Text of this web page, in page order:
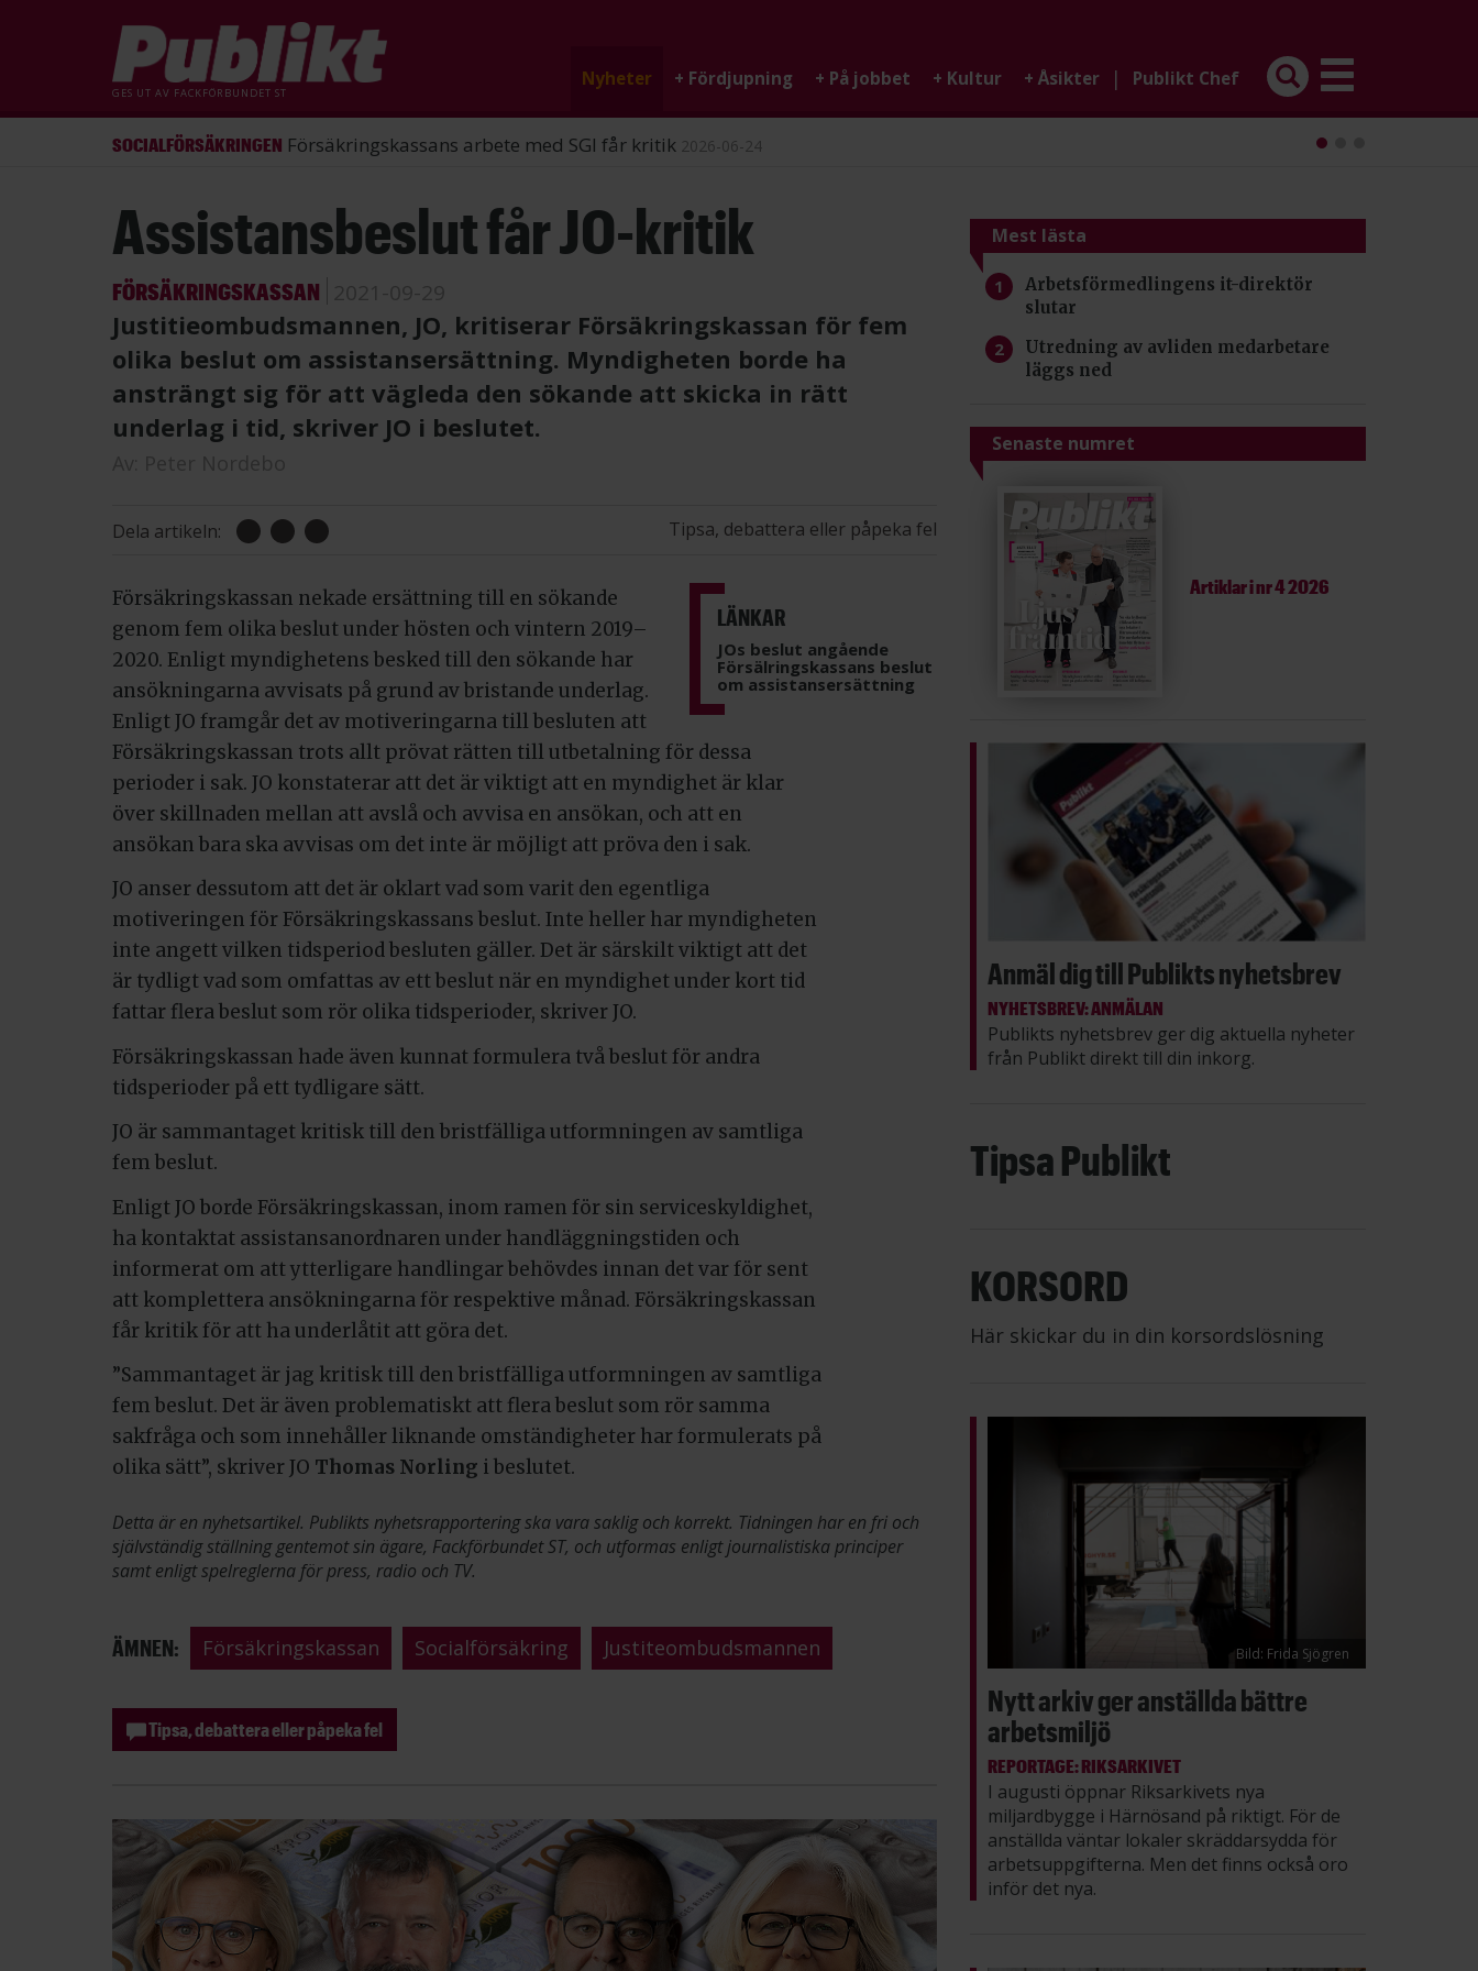
huvudinnehåll
GES UT AV FACKFÖRBUNDET ST
Nyheter + Fördjupning + På jobbet + Kultur + Åsikter | Publikt Chef
ARBETSRÄTT ST förlorade mål mot Energimyndigheten 2026-06-25
Assistansbeslut får JO-kritik
FÖRSÄKRINGSKASSAN
Justitieombudsmannen, JO, kritiserar Försäkringskassan för fem
olika beslut om assistansersättning. Myndigheten borde ha
ansträngt sig för att vägleda den sökande att skicka in rätt
underlag i tid, skriver JO i beslutet.
Dela artikeln: Tipsa, debattera eller påpeka fel
LÄNKAR
JOs beslut angående
Försälringskassans beslut
om assistansersättning
Försäkringskassan nekade ersättning till en sökande
genom fem olika beslut under hösten och vintern 2019–
2020. Enligt myndighetens besked till den sökande har
ansökningarna avvisats på grund av bristande underlag.
Enligt JO framgår det av motiveringarna till besluten att
Försäkringskassan trots allt prövat rätten till utbetalning för dessa
perioder i sak. JO konstaterar att det är viktigt att en myndighet är klar
över skillnaden mellan att avslå och avvisa en ansökan, och att en
ansökan bara ska avvisas om det inte är möjligt att pröva den i sak.
JO anser dessutom att det är oklart vad som varit den egentliga
motiveringen för Försäkringskassans beslut. Inte heller har myndigheten
inte angett vilken tidsperiod besluten gäller. Det är särskilt viktigt att det
är tydligt vad som omfattas av ett beslut när en myndighet under kort tid
fattar flera beslut som rör olika tidsperioder, skriver JO.
Försäkringskassan hade även kunnat formulera två beslut för andra
tidsperioder på ett tydligare sätt.
JO är sammantaget kritisk till den bristfälliga utformningen av samtliga
fem beslut.
Enligt JO borde Försäkringskassan, inom ramen för sin serviceskyldighet,
ha kontaktat assistansanordnaren under handläggningstiden och
informerat om att ytterligare handlingar behövdes innan det var för sent
att komplettera ansökningarna för respektive månad. Försäkringskassan
får kritik för att ha underlåtit att göra det.
”Sammantaget är jag kritisk till den bristfälliga utformningen av samtliga
fem beslut. Det är även problematiskt att flera beslut som rör samma
sakfråga och som innehåller liknande omständigheter har formulerats på
olika sätt”, skriver JO Thomas Norling i beslutet.
Detta är en nyhetsartikel. Publikts nyhetsrapportering ska vara saklig och korrekt. Tidningen har en fri och
självständig ställning gentemot sin ägare, Fackförbundet ST, och utformas enligt journalistiska principer
samt enligt spelreglerna för press, radio och TV.
ÄMNEN: Försäkringskassan Socialförsäkring Justiteombudsmannen
Tipsa, debattera eller påpeka fel
Mest lästa
Arbetsförmedlingens it-direktör
slutar
Utredning av avliden medarbetare
läggs ned
Senaste numret
Artiklar inr 4 2026
Anmäl dig till Publikts nyhetsbrev
NYHETSBREV: ANMÄLAN
Publikts nyhetsbrev ger dig aktuella nyheter
från Publikt direkt till din inkorg.
Tipsa Publikt
KORSORD
Här skickar du in din korsordslösning
Bild: Frida Sjögren
Nytt arkiv ger anställda bättre
arbetsmiljö
REPORTAGE: RIKSARKIVET
I augusti öppnar Riksarkivets nya
miljardbygge i Härnösand på riktigt. För de
anställda väntar lokaler skräddarsydda för
arbetsuppgifterna. Men det finns också oro
inför det nya.